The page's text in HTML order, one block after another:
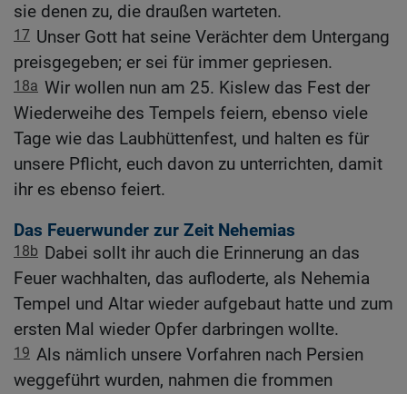
sie denen zu, die draußen warteten.
17 Unser Gott hat seine Verächter dem Untergang
preisgegeben; er sei für immer gepriesen.
18a Wir wollen nun am 25. Kislew das Fest der
Wiederweihe des Tempels feiern, ebenso viele
Tage wie das Laubhüttenfest, und halten es für
unsere Pflicht, euch davon zu unterrichten, damit
ihr es ebenso feiert.
Das Feuerwunder zur Zeit Nehemias
18b Dabei sollt ihr auch die Erinnerung an das
Feuer wachhalten, das aufloderte, als Nehemia
Tempel und Altar wieder aufgebaut hatte und zum
ersten Mal wieder Opfer darbringen wollte.
19 Als nämlich unsere Vorfahren nach Persien
weggeführt wurden, nahmen die frommen